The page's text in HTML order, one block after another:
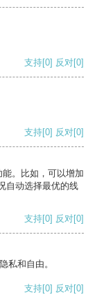
支持[0] 反对[0]
支持[0] 反对[0]
。比如，可以增加
自动选择最优的线
支持[0] 反对[0]
私和自由。
支持[0] 反对[0]